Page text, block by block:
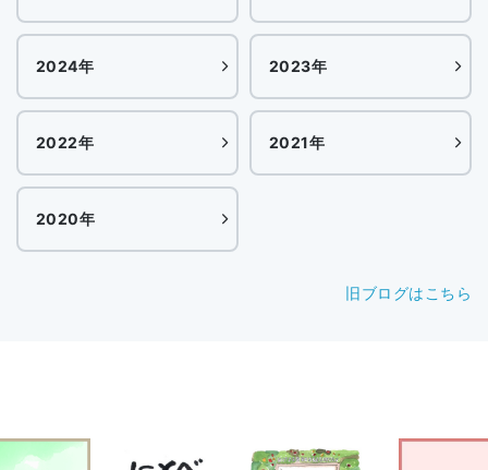
2024年 2023年
2022年 2021年
2020年
旧ブログはこちら